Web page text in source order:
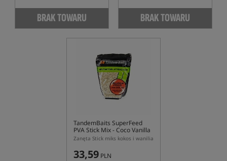
BRAK TOWARU BRAK TOWARU
TandemBaits SuperFeed
PVA Stick Mix - Coco Vanilla
Zanęta Stick miks kokos i wanilia
33,59 PLN